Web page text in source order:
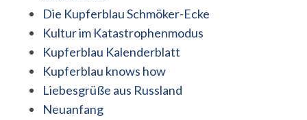
Die Kupferblau Schmöker-Ecke
Kultur im Katastrophenmodus
Kupferblau Kalenderblatt
Kupferblau knows how
Liebesgrüße aus Russland
Neuanfang